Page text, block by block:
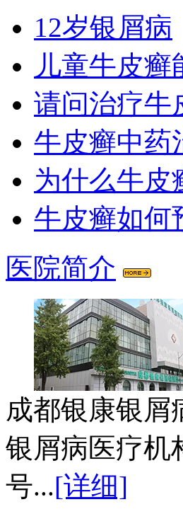
12岁银屑病
儿童牛皮癣
请问治疗牛
牛皮癣中药
为什么牛皮
牛皮癣如何
医院简介
成都银康银屑
银屑病医疗机
号...[详细]